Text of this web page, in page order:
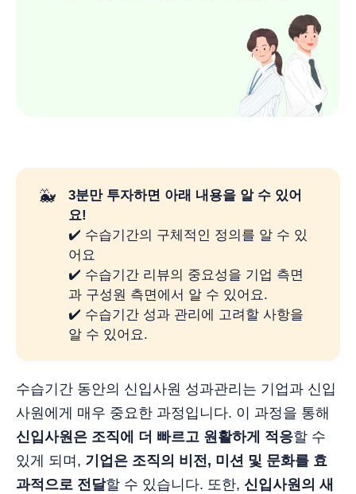
🐳
3분만 투자하면 아래 내용을 알 수 있어
요!
✔️ 수습기간의 구체적인 정의를 알 수 있
어요
✔️ 수습기간 리뷰의 중요성을 기업 측면
과 구성원 측면에서 알 수 있어요.
✔️ 수습기간 성과 관리에 고려할 사항을
알 수 있어요.
수습기간 동안의 신입사원 성과관리는 기업과 신입
사원에게 매우 중요한 과정입니다. 이 과정을 통해
신입사원은 조직에 더 빠르고 원활하게 적응할 수
있게 되며, 기업은 조직의 비전, 미션 및 문화를 효
과적으로 전달할 수 있습니다. 또한, 신입사원의 새